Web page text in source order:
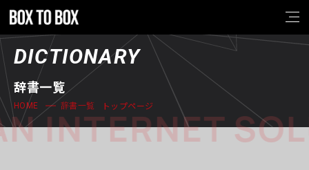
DICTIONARY
辞書一覧
HOME 辞書一覧 トップページ
INTERNET